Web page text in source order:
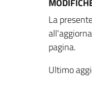
La
pagina.
Ultimo